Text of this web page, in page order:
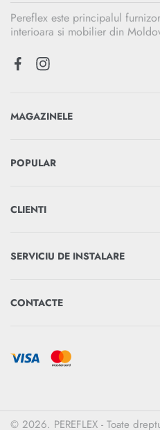
Pereflex este principalul
interioara si mobilier din
MAGAZINELE
POPULAR
CLIENTI
SERVICIU DE INSTALARE
CONTACTE
© 2026. PEREFLEX - Toate